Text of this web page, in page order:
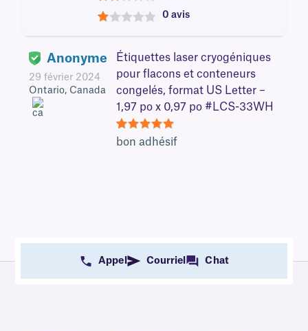
2 0 avis
Anonyme
29 février 2024
Ontario, Canada
Étiquettes laser cryogéniques
pour flacons et conteneurs
congelés, format US Letter –
1,97 po x 0,97 po #LCS-33WH
5
bon adhésif
Appel Courriel Chat